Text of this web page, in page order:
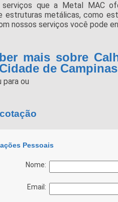
serviços que a Metal MAC
estruturas metálicas, como
nossos serviços você pode
mais sobre
de Campinas
para ou
Pessoais
Nome:
Email: